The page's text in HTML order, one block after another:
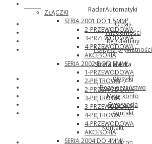
ZŁĄCZKI
SERIA 2001 DO 1,5MM²
2-PRZEWODOWA
3-PRZEWODOWA
4-PRZEWODOWA
AKCESORIA
SERIA 2002 DO 2,5MM²
1-PRZEWODOWA
2-PIĘTROWA
2-PRZEWODOWA
3-PIĘTROWA
3-PRZEWODOWA
4-PIĘTROWA
4-PRZEWODOWA
AKCESORIA
SERIA 2004 DO 4MM²
RadarAutomatyki
O nas
Wiadomości
Regulaminy
Polityka prywatności
Strefa klienta
Wysyłki
Bezpieczeństwo
Moje konto
Gwarancja
Kontakt
Kontakt